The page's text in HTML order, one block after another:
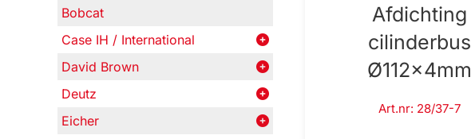
Bobcat
Case IH / International
David Brown
Deutz
Eicher
Afdichting
cilinderbus
Ø112x4mm
Art.nr: 28/37-7